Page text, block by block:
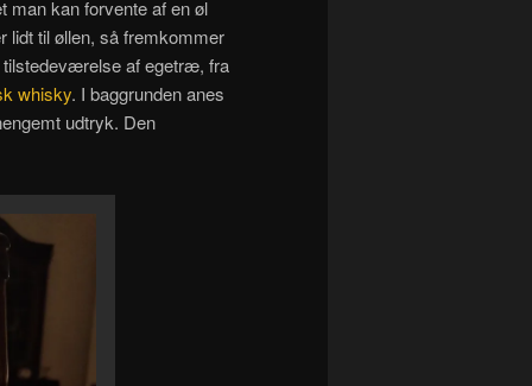
man kan forvente af en øl
lidt til øllen, så fremkommer
tilstedeværelse af egetræ, fra
whisky. I baggrunden anes
udtryk. Den